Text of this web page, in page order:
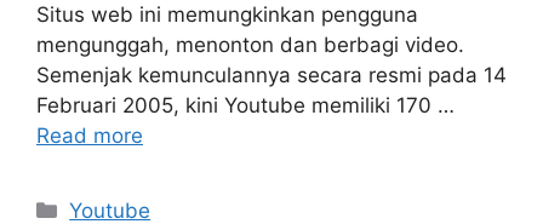
Situs web ini memungkinkan pengguna
mengunggah, menonton dan berbagi video.
Semenjak kemunculannya secara resmi pada 14
Februari 2005, kini Youtube memiliki 170 …
Read more
Youtube